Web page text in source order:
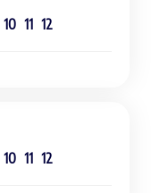
10 11 12
10 11 12